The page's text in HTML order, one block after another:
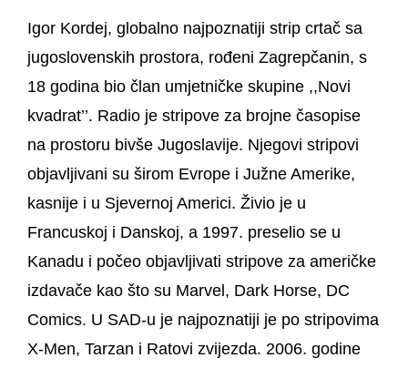
Igor Kordej, globalno najpoznatiji strip crtač sa
jugoslovenskih prostora, rođeni Zagrepčanin, s
18 godina bio član umjetničke skupine ,,Novi
kvadrat’’. Radio je stripove za brojne časopise
na prostoru bivše Jugoslavije. Njegovi stripovi
objavljivani su širom Evrope i Južne Amerike,
kasnije i u Sjevernoj Americi. Živio je u
Francuskoj i Danskoj, a 1997. preselio se u
Kanadu i počeo objavljivati stripove za američke
izdavače kao što su Marvel, Dark Horse, DC
Comics. U SAD-u je najpoznatiji je po stripovima
X-Men, Tarzan i Ratovi zvijezda. 2006. godine